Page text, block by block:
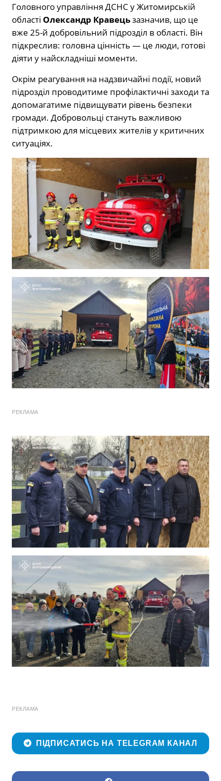
Головного управління ДСНС у Житомирській
області Олександр Кравецьзазначив, що це
вже 25-й добровільний підрозділ в області. Він
підкреслив: головна цінність — це люди, готові
діяти у найскладніші моменти.
Окрім реагування на надзвичайні події, новий
підрозділ проводитиме профілактичні заходи та
допомагатиме підвищувати рівень безпеки
громади. Добровольці стануть важливою
підтримкою для місцевих жителів у критичних
ситуаціях.
РЕКЛАМА
РЕКЛАМА
ПІДПИСАТИСЬ НА TELEGRAM КАНАЛ